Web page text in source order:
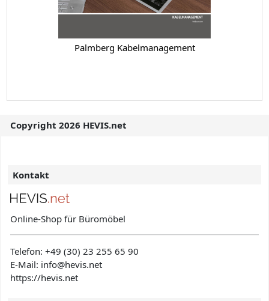
Palmberg Kabelmanagement
Copyright 2026 HEVIS.net
Kontakt
Online-Shop für Büromöbel
Telefon:+49 (30) 23 255 65 90
E-Mail: info@hevis.net
https://hevis.net